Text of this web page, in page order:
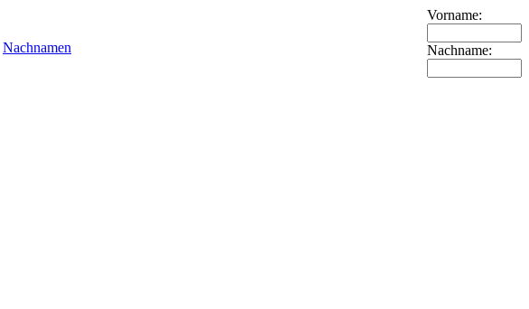
Nachnamen
Vorname:
Nachname: